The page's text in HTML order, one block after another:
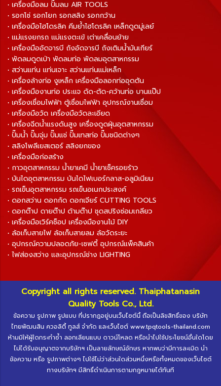
• เครื่องมือลม ปั๊มลม AIR TOOLS
• รอกโซ่ รอกโยก รอกสลิง รอกกว้าน
• เครื่องมือไฮโดรลิค คีมย้ำไฮโดรลิค เหล็กดูดมู่เลย์
• แม่แรงยกรถ แม่แรงตะเข้ เต่าเคลื่อนย้าย
• เครื่องมืออัดจารบี ถังอัดจารบี ถังเติมน้ำมันเกียร์
• พัดลมดูดเป่า พัดลมท่อ พัดลมอุตสาหกรรม
• สว่านแท่น แท่นเจาะ สว่านแท่นแม่เหล็ก
• เครื่องล้างท่อ งูเหล็ก เครื่องมือลอกท่ออุดตัน
• เครื่องมืองานท่อ ประแจ ดัด-ตัด-คว้านท่อ บานแป๊ป
• เครื่องเชื่อมไฟฟ้า ตู้เชื่อมไฟฟ้า อุปกรณ์งานเชื่อม
• เครื่องมือวัด เครื่องมือวัดละเอียด
• เครื่องฉีดน้ำแรงดันสูง เครื่องดูดฝุ่นอุตสาหกรรม
• ปั๊มน้ำ ปั๊มจุ่ม ปั๊มแช่ ปั๊มเทสท่อ ปั๊มชนิดต่างๆ
• สลิงโพลีเยสเตอร์ สลิงยกของ
• เครื่องมือก่อสร้าง
• กาวอุตสาหกรรม น้ำยาเคมี น้ำยาเช็ครอยร้าว
• บันไดอุตสาหกรรม บันไดไฟเบอร์กลาส-อลูมิเนียม
• รถเข็นอุตสาหกรรม รถเข็นอเนกประสงค์
• ดอกสว่าน ดอกกัด ดอกเจียร์ CUTTING TOOLS
• ดอกต๊าป ดายต๊าป ด้ามต๊าป ชุดสปริงซ่อมเกลียว
• เครื่องมือเวิร์คช็อป เครื่องมืองานไม้ DIY
• ล้อเก็บสายไฟ ล้อเก็บสายลม ล้อวัดระยะ
• อุปกรณ์ความปลอดภัย-เซฟตี้ อุปกรณ์แพ็คสินค้า
• ไฟส่องสว่าง และอุปกรณ์ช่าง LIGHTING
Copyright all rights reserved. Thaiphatanasin
Quality Tools Co., Ltd.
ข้อความ รูปภาพ รูปแบบ ที่ปรากฏอยู่บนเว็บไซต์นี้ ถือเป็นลิขสิทธิ์ของ บริษัท
ไทยพัฒนสิน ควอลิตี้ ทูลส์ จำกัด และเว็บไซต์ www.tpqtools-thailand.com
ห้ามมิให้ผู้ใดกระทำซ้ำ ลอกเลียนแบบ ดาวน์โหลด หรือนำไปใช้ประโยชน์อื่นใดโดย
ไม่ได้รับอนุญาตจากบริษัทฯ เป็นลายลักษณ์อักษร หากพบว่ามีการละเมิด นำ
ข้อความ หรือ รูปภาพต่างๆ ไปใช้ไม่ว่าส่วนใดส่วนหนึ่งหรือทั้งหมดของเว็บไซต์
ทางบริษัทฯ มีสิทธิ์ดำเนินการตามกฎหมายได้ทันที